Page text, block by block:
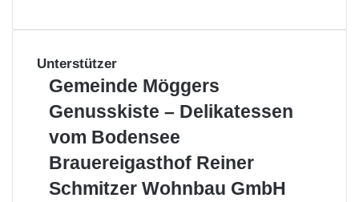
Unterstützer
Gemeinde
Gemeinde Möggers
Genusskiste
Delikatessen
vom
Genusskiste – Delikatessen
vom Bodensee
Brauereigasthof
Brauereigasthof Reiner
Schmitzer
Schmitzer Wohnbau GmbH